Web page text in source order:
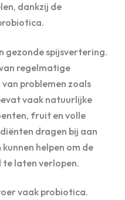
dankzij de
gezonde spijsvertering.
regelmatige
problemen zoals
vaak natuurlijke
fruit en volle
dragen bij aan
helpen om de
te laten verlopen.
vaak probiotica.